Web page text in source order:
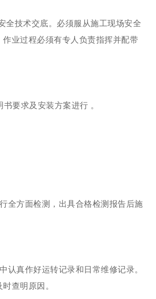
全技术交底。必须服从施工现场安全
业过程必须有专人负责指挥并配带
要求及安装方案进行 。
全方面检测，出具合格检测报告后施
认真作好运转记录和日常维修记录。
查明原因。